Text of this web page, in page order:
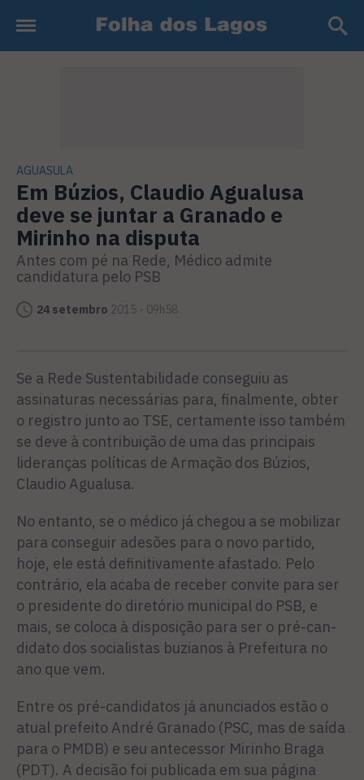
AGUASULA
Em Búzios, Claudio Agualusa
deve se juntar a Granado e
Mirinho na disputa
Antes com pé na Rede, Médico admite
candidatura pelo PSB
24 setembro 2015 - 09h58
Se a Rede Sustentabilidade conseguiu as
assinaturas neces­sárias para, finalmente, obter
o registro junto ao TSE, certamen­te isso também
se deve à con­tribuição de uma das principais
lideranças políticas de Armação dos Búzios,
Claudio Agualusa.
No entanto, se o médico já chegou a se mobilizar
para con­seguir adesões para o novo parti­do,
hoje, ele está definitivamente afastado. Pelo
contrário, ela aca­ba de receber convite para ser
o presidente do diretório muni­cipal do PSB, e
mais, se coloca à disposição para ser o pré-can­
didato dos socialistas buzianos à Prefeitura no
ano que vem.
Entre os pré-candidatos já anun­ciados estão o
atual prefeito An­dré Granado (PSC, mas de saída
para o PMDB) e seu antecessor Mirinho Braga
(PDT). A decisão foi publicada em sua página